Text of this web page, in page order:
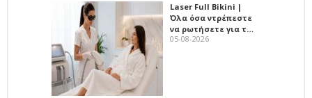
Laser Full Bikini |
Όλα όσα ντρέπεστε
να ρωτήσετε για τ…
05-08-2026